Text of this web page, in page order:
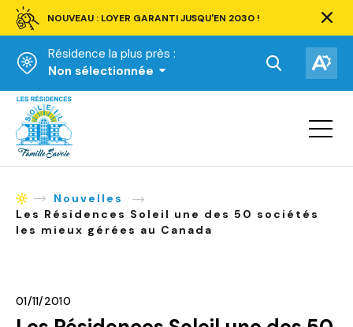
NOUVEAU : LOYER GARANTI JUSQU'EN 2030 !
barre
Résidence la plus près :
Non sélectionnée
Ouvrir
la
recherche.
la
Accueil
Ouvrir
la
AccueilNouvelles
Les Résidences Soleil une des 50 sociétés
les mieux gérées au Canada
01/11/2010